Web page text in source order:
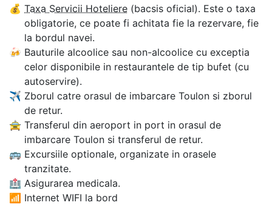
💰 Taxa Servicii Hoteliere (bacsis oficial). Este o taxa
obligatorie, ce poate fi achitata fie la rezervare, fie
la bordul navei.
🍻 Bauturile alcoolice sau non-alcoolice cu exceptia
celor disponibile in restaurantele de tip bufet (cu
autoservire).
✈ Zborul catre orasul de imbarcare Toulon si zborul
de retur.
🚖 Transferul din aeroport in port in orasul de
imbarcare Toulon si transferul de retur.
🚌 Excursiile optionale, organizate in orasele
tranzitate.
🏥 Asigurarea medicala.
📶 Internet WIFI la bord